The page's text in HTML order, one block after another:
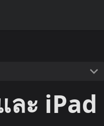
ะ iPad